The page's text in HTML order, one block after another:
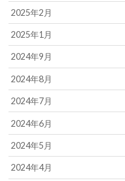
2025年2月
2025年1月
2024年9月
2024年8月
2024年7月
2024年6月
2024年5月
2024年4月